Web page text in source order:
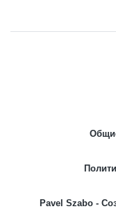
Pavel Szabo -